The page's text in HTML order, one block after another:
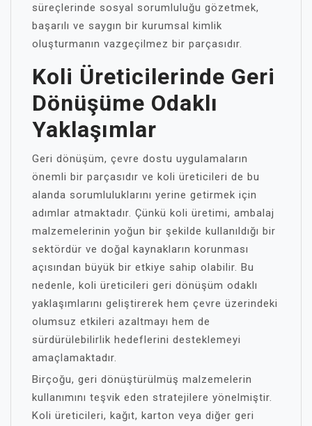
süreçlerinde sosyal sorumluluğu gözetmek,
başarılı ve saygın bir kurumsal kimlik
oluşturmanın vazgeçilmez bir parçasıdır.
Koli Üreticilerinde Geri
Dönüşüme Odaklı
Yaklaşımlar
Geri dönüşüm, çevre dostu uygulamaların
önemli bir parçasıdır ve koli üreticileri de bu
alanda sorumluluklarını yerine getirmek için
adımlar atmaktadır. Çünkü koli üretimi, ambalaj
malzemelerinin yoğun bir şekilde kullanıldığı bir
sektördür ve doğal kaynakların korunması
açısından büyük bir etkiye sahip olabilir. Bu
nedenle, koli üreticileri geri dönüşüm odaklı
yaklaşımlarını geliştirerek hem çevre üzerindeki
olumsuz etkileri azaltmayı hem de
sürdürülebilirlik hedeflerini desteklemeyi
amaçlamaktadır.
Birçoğu, geri dönüştürülmüş malzemelerin
kullanımını teşvik eden stratejilere yönelmiştir.
Koli üreticileri, kağıt, karton veya diğer geri